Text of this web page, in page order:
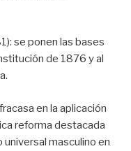
se ponen las bases
de 1876 y al
en la aplicación
reforma destacada
masculino en